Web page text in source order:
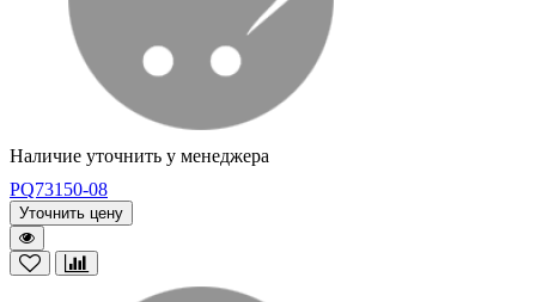
Наличие уточнить у менеджера
PQ73150-08
Уточнить цену